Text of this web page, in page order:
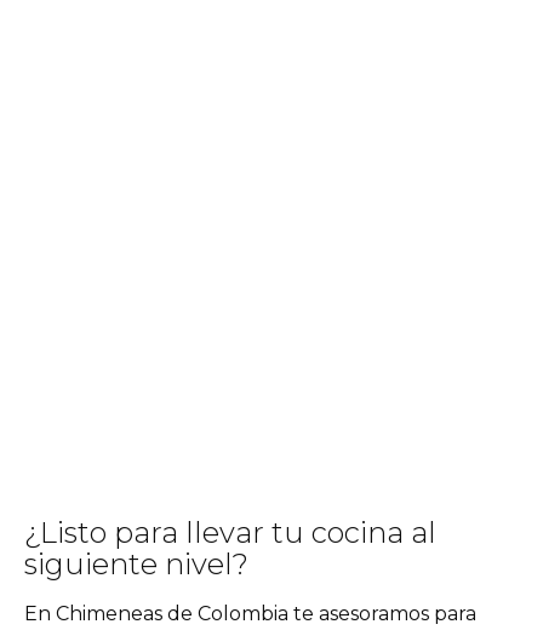
¿Listo para llevar tu cocina al
siguiente nivel?
En Chimeneas de Colombia te asesoramos para